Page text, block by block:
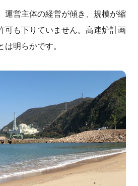
営主体の経営が傾き、規模が縮
可も下りていません。高速炉計画
は明らかです。